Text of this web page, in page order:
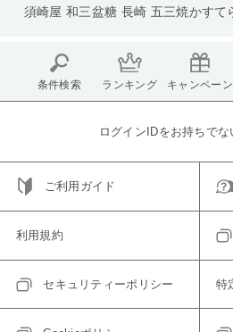
須崎屋 和三盆糖 長崎 五三焼かすて
条件検索 ランキング キャンペーン
ログインIDをお持ちでな
ご利用ガイド
利用規約
セキュリティーポリシー 特